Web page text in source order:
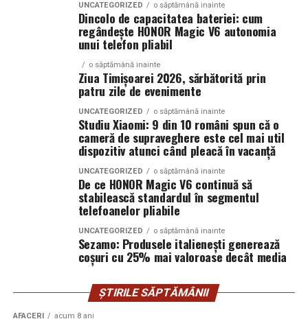
Configurația conectică a fost dimensionată conform cerințelor
beneficiarului. La cerere, modelul poate fi extins cu prize
suplimentare, sisteme de iluminat exterior, monitorizare la
distanță și conectivitate GSM.
Gama completă: de la 3 metri la 12 metri
lungime container
Modelul livrat către beneficiar reprezintă varianta de intrare a
gamei UZINEX. Producătorul oferăcentrale fotovoltaice
în configurații adaptate volumului de consum al fiecărui
client, de la modelul compact până la containerul industrial 40 ft.
La capătul superior al gamei, containerul de 12 metri lungime
kWh capacitate de stocare — o autonomie comparabilă cu o
microcentrală fixă, fără constrângerile birocratice ale acesteia.
UNCATEGORIZED o săptămână inainte
Dincolo de capacitatea bateriei: cum
regândește HONOR Magic V6 autonomia
unui telefon pliabil
o săptămână inainte
Ziua Timișoarei 2026, sărbătorită prin
patru zile de evenimente
UNCATEGORIZED o săptămână inainte
Studiu Xiaomi: 9 din 10 români spun că o
cameră de supraveghere este cel mai util
dispozitiv atunci când pleacă în vacanță
UNCATEGORIZED o săptămână inainte
De ce HONOR Magic V6 continuă să
stabilească standardul în segmentul
telefoanelor pliabile
UNCATEGORIZED o săptămână inainte
Sezamo: Produsele italienești generează
coșuri cu 25% mai valoroase decât media
ȘTIRILE SĂPTĂMÂNII
AFACERI acum 8 ani